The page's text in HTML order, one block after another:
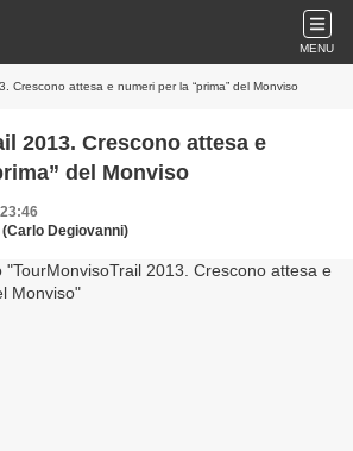
MENU
Crescono attesa e numeri per la “prima” del Monviso
2013. Crescono attesa e
del Monviso
Degiovanni)